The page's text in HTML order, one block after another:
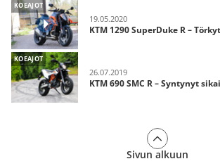
KOEAJOT
19.05.2020
KTM 1290 SuperDuke R –
KOEAJOT
26.07.2019
KTM 690 SMC R – Syntynyt
Sivun alkuun